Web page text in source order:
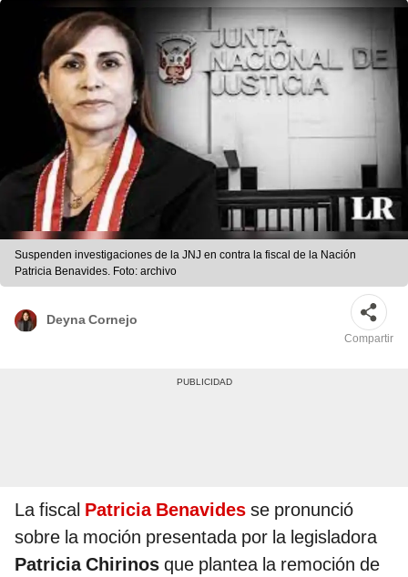
Suspenden investigaciones de la JNJ en contra la fiscal de la Nación
Patricia Benavides. Foto: archivo
Deyna Cornejo
Compartir
La fiscal Patricia Benavides se pronunció
sobre la moción presentada por la legisladora
Patricia Chirinos que plantea la remoción de